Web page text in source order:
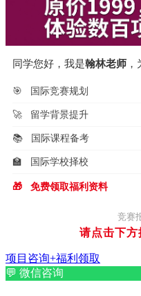
同学您好，我是翰林老师
🎯 国际竞赛规划
🚀 留学背景提升
📚 国际课程备考
🏫 国际学校择校
🎁 免费领取福利资料
竞赛
请点击下方
项目咨询+福利领取
💬 微信咨询